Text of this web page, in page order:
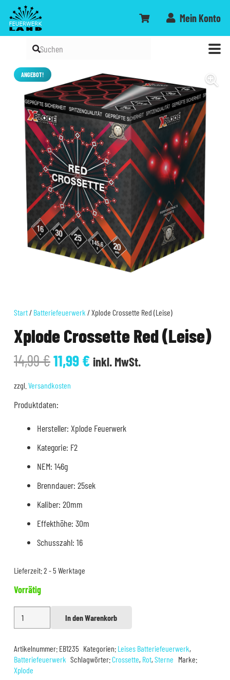
Mein Konto
ANGEBOT!
Start/ Batteriefeuerwerk / Xplode Crossette Red (Leise)
Xplode Crossette Red (Leise)
14,99€Ursprünglicher
Preis
war:
14,99 €
11,99€Aktueller
inkl. MwSt.
zzgl. Versandkosten
Produktdaten:
Hersteller: Xplode Feuerwerk
Kategorie: F2
NEM: 146g
Brenndauer: 25sek
Kaliber: 20mm
Effekthöhe: 30m
Schusszahl: 16
Lieferzeit:2 - 5 Werktage
Vorrätig
Xplode
Crossette
(Leise)
Menge
In den Warenkorb
Alternative:
Artikelnummer: EB1235 Kategorien: Leises Batteriefeuerwerk,
Batteriefeuerwerk Schlagwörter:Crossette, Rot,Sterne Marke:
Xplode